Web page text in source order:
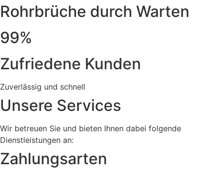
Rohrbrüche durch Warten
99%
Zufriedene Kunden
Zuverlässig und schnell
Unsere Services
Wir betreuen Sie und bieten Ihnen dabei folgende
Dienstleistungen an:
Zahlungsarten